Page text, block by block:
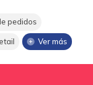
pedidos
Ver más